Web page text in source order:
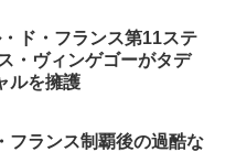
ド・フランス第11ステ
ヴィンゲゴーがタデ
ルを擁護
フランス制覇後の過酷な